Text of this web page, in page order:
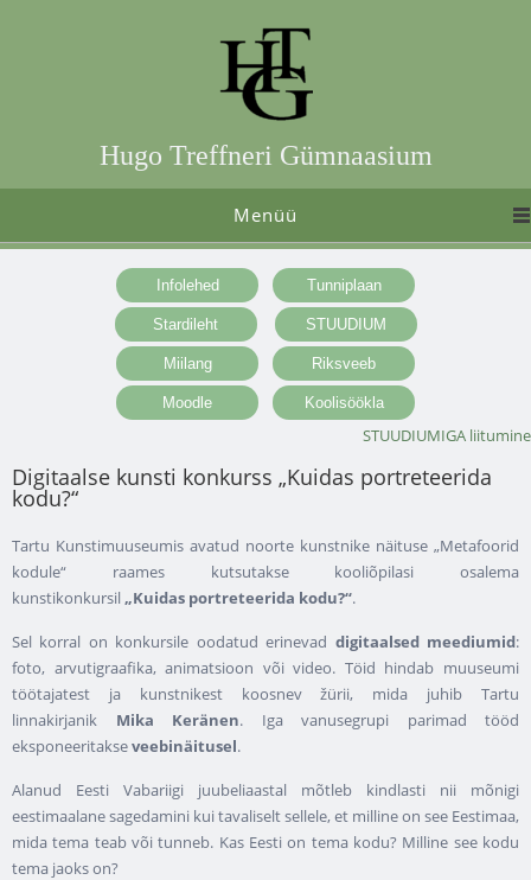
Hugo Treffneri Gümnaasium
Menüü
STUUDIUMIGA liitumine
Digitaalse kunsti konkurss „Kuidas portreteerida
kodu?“
Tartu Kunstimuuseumis avatud noorte kunstnike näituse „Metafoorid
kodule“ raames kutsutakse kooliõpilasi osalema
kunstikonkursil„Kuidas portreteerida kodu?“.
Sel korral on konkursile oodatud erinevad digitaalsed meediumid:
foto, arvutigraafika, animatsioon või video. Töid hindab muuseumi
töötajatest ja kunstnikest koosnev žürii, mida juhib Tartu
linnakirjanik Mika Keränen. Iga vanusegrupi parimad tööd
eksponeeritakseveebinäitusel.
Alanud Eesti Vabariigi juubeliaastal mõtleb kindlasti nii mõnigi
eestimaalane sagedamini kui tavaliselt sellele, et milline on see Eestimaa,
mida tema teab või tunneb. Kas Eesti on tema kodu? Milline see kodu
tema jaoks on?